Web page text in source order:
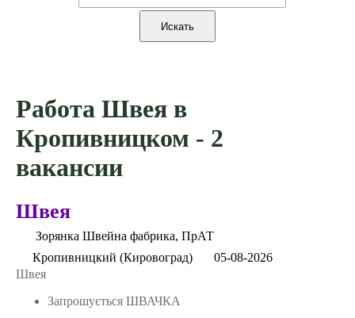
Работа Швея в
Кропивницком - 2
вакансии
Швея
Зорянка Швейна фабрика, ПрАТ
Кропивницкий (Кировоград)
05-08-2026
Швея
Запрошується ШВАЧКА